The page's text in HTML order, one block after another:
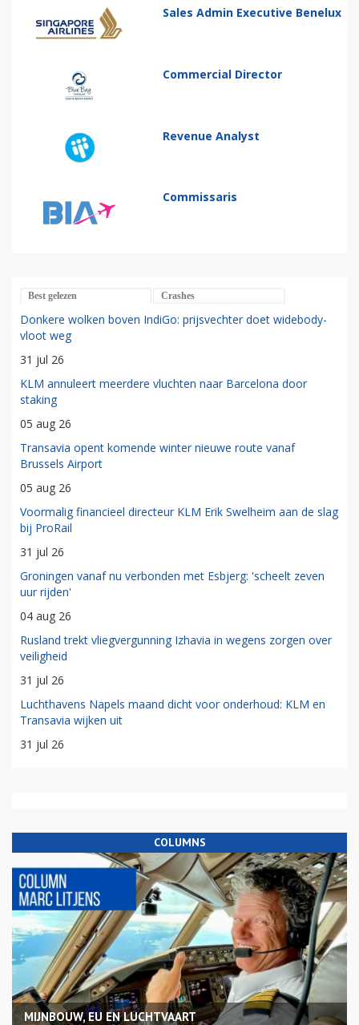
Sales Admin Executive Benelux
Commercial Director
Revenue Analyst
Commissaris
Best gelezen Crashes
Donkere wolken boven IndiGo: prijsvechter doet widebody-
vloot weg
31 jul 26
KLM annuleert meerdere vluchten naar Barcelona door
staking
05 aug 26
Transavia opent komende winter nieuwe route vanaf
Brussels Airport
05 aug 26
Voormalig financieel directeur KLM Erik Swelheim aan de slag
bij ProRail
31 jul 26
Groningen vanaf nu verbonden met Esbjerg: 'scheelt zeven
uur rijden'
04 aug 26
Rusland trekt vliegvergunning Izhavia in wegens zorgen over
veiligheid
31 jul 26
Luchthavens Napels maand dicht voor onderhoud: KLM en
Transavia wijken uit
31 jul 26
COLUMNS
MIJNBOUW, EU EN LUCHTVAART